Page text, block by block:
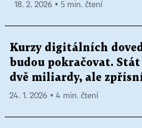
18. 2. 2026 ▪ 5 min. čtení
Kurzy digitálních
budou pokračovat.
dvě miliardy, ale
24. 1. 2026 ▪ 4 min. čtení